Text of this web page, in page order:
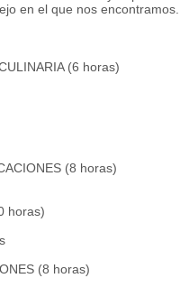
en el que nos encontramos.
(6 horas)
(8 horas)
horas)
(8 horas)